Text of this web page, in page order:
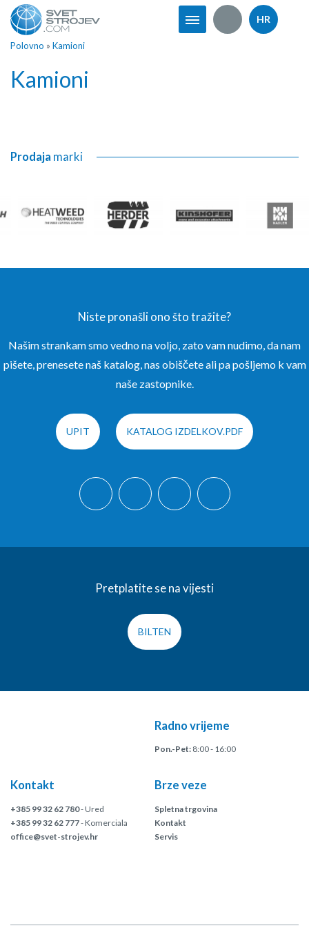
HR
Polovno » Kamioni
Kamioni
Prodaja marki
Niste pronašli ono što tražite?
Našim strankam smo vedno na voljo, zato vam nudimo, da nam
pišete, prenesete naš katalog, nas obiščete ali pa pošljemo k vam
naše zastopnike.
UPIT KATALOG IZDELKOV.PDF
Pretplatite se na vijesti
BILTEN
Radno vrijeme
Pon.-Pet: 8:00 - 16:00
Kontakt
+385 99 32 62 780- Ured
+385 99 32 62 777- Komerciala
office@svet-strojev.hr
Brze veze
Spletna trgovina
Kontakt
Servis